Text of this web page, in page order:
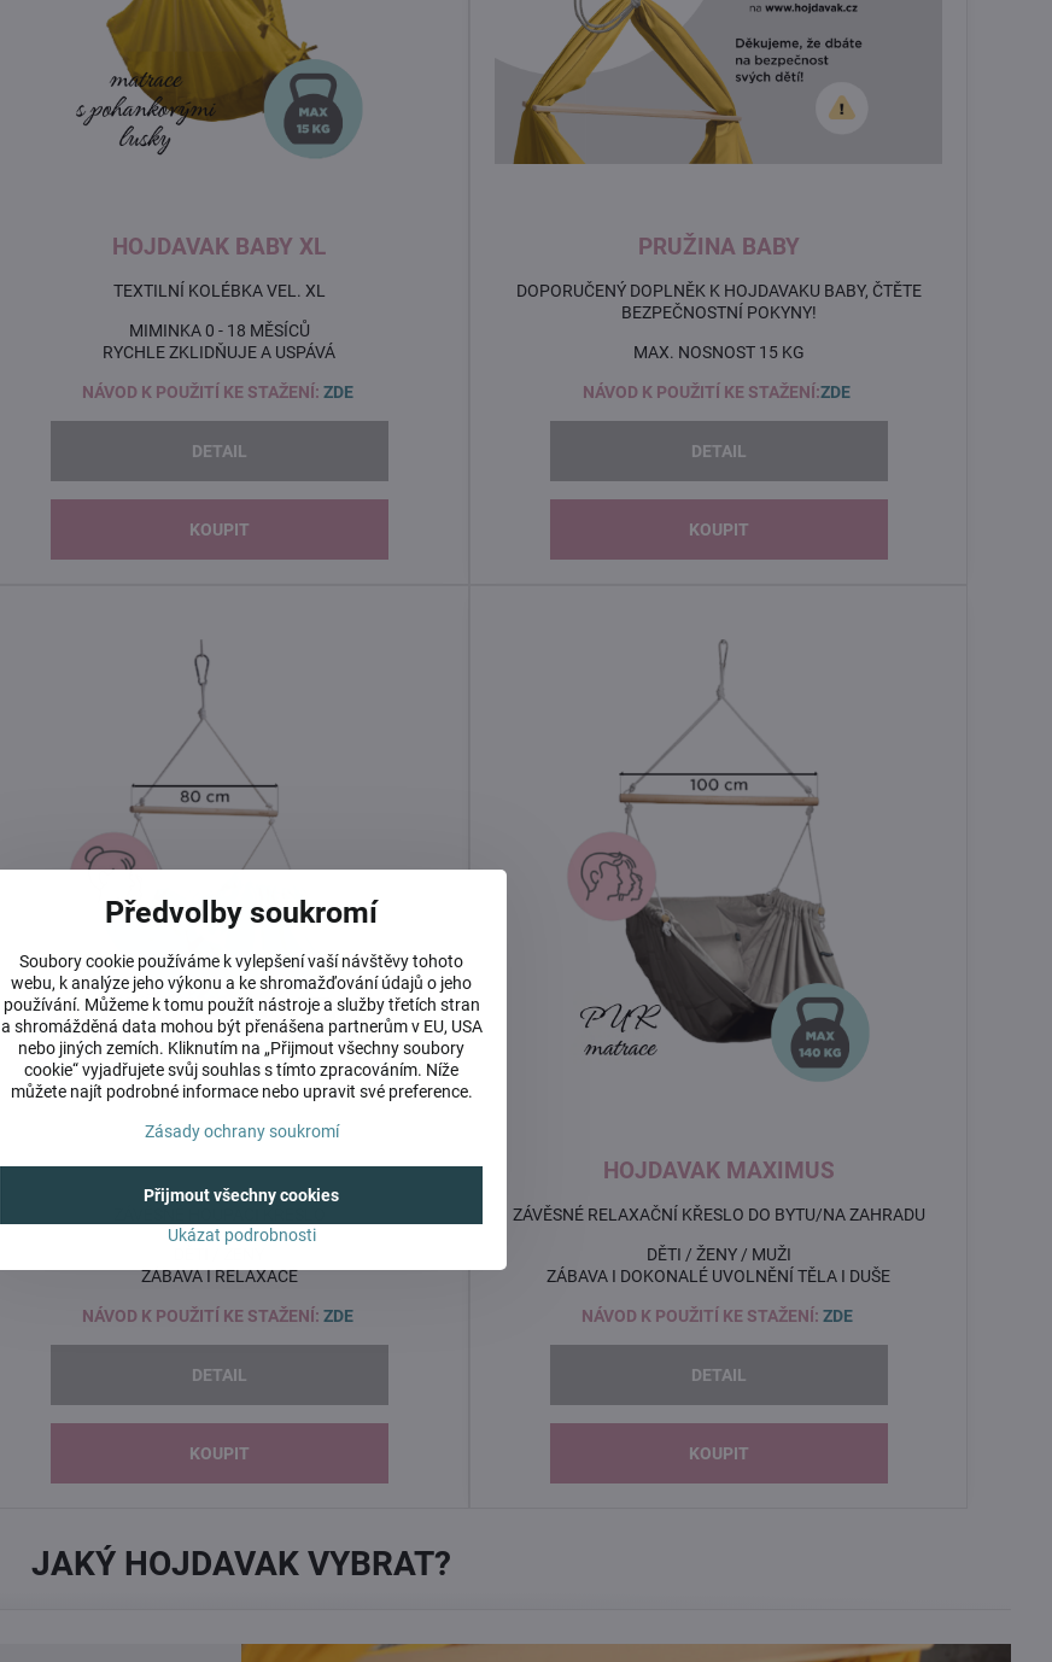
HOJDAVAK BABY XL
TEXTILNÍ KOLÉBKA VEL. XL
MIMINKA 0 - 18 MĚSÍCŮ
RYCHLE ZKLIDŇUJE A USPÁVÁ
NÁVOD K POUŽITÍ KE STAŽENÍ: ZDE
DETAIL
KOUPIT
PRUŽINA BABY
DOPORUČENÝ DOPLNĚK K HOJDAVAKU BABY, ČTĚTE
BEZPEČNOSTNÍ POKYNY!
MAX. NOSNOST 15 KG
NÁVOD K POUŽITÍ KE STAŽENÍ:ZDE
DETAIL
KOUPIT
HOJDAVAK MAXI
ZÁBAVA I RELAXACE
NÁVOD K POUŽITÍ KE STAŽENÍ: ZDE
DETAIL
KOUPIT
HOJDAVAK MAXIMUS
ZÁVĚSNÉ RELAXAČNÍ KŘESLO DO BYTU/NA ZAHRADU
DĚTI / ŽENY / MUŽI
ZÁBAVA I DOKONALÉ UVOLNĚNÍ TĚLA I DUŠE
NÁVOD K POUŽITÍ KE STAŽENÍ: ZDE
DETAIL
KOUPIT
JAKÝ HOJDAVAK VYBRAT?
Předvolby soukromí
Soubory cookie používáme k vylepšení vaší návštěvy tohoto
webu, k analýze jeho výkonu a ke shromažďování údajů o jeho
používání. Můžeme k tomu použít nástroje a služby třetích stran
a shromážděná data mohou být přenášena partnerům v EU, USA
nebo jiných zemích. Kliknutím na „Přijmout všechny soubory
cookie“ vyjadřujete svůj souhlas s tímto zpracováním. Níže
můžete najít podrobné informace nebo upravit své preference.
Zásady ochrany soukromí
Ukázat podrobnosti
Přijmout všechny cookies